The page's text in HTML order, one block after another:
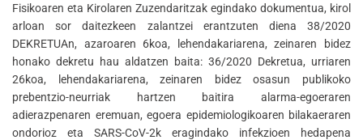
Fisikoaren eta Kirolaren Zuzendaritzak egindako dokumentua, kirol
arloan sor daitezkeen zalantzei erantzuten diena 38/2020
DEKRETUAn, azaroaren 6koa, lehendakariarena, zeinaren bidez
honako dekretu hau aldatzen baita: 36/2020 Dekretua, urriaren
26koa, lehendakariarena, zeinaren bidez osasun publikoko
prebentzio-neurriak hartzen baitira alarma-egoeraren
adierazpenaren eremuan, egoera epidemiologikoaren bilakaeraren
ondorioz eta SARS-CoV-2k eragindako infekzioen hedapena